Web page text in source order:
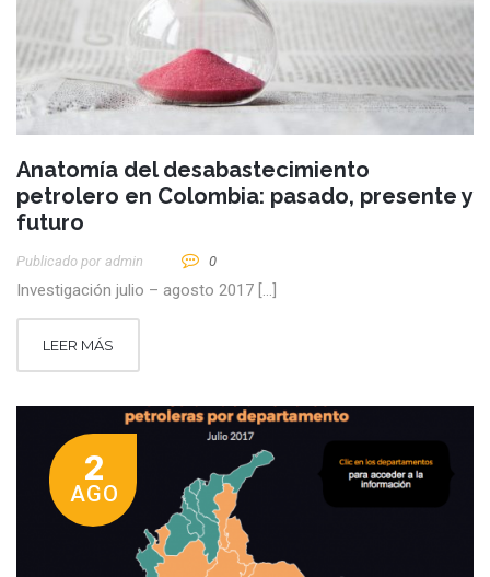
Anatomía del desabastecimiento
petrolero en Colombia: pasado, presente y
futuro
Publicado por Admin 0
Investigación julio – agosto 2017 […]
LEER MÁS
2
AGO